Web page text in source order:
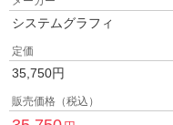
システムグラフィ
定価
35,750円
販売価格（税込）